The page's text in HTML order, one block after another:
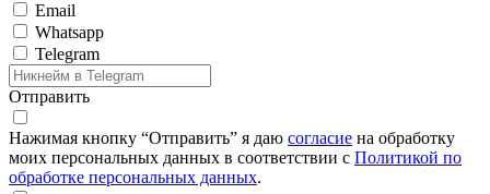
Email
Whatsapp
Telegram
Отправить
Нажимая кнопку “Отправить” я даю согласие на обработку
моих персональных данных в соответствии с Политикой по
обработке персональных данных.